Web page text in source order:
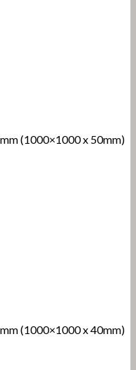
(1000×1000 x 50mm)
(1000×1000 x 40mm)